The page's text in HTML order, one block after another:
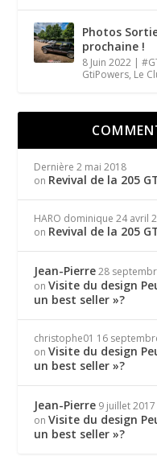
Photos
prochaine !
8 Juin 2022 |
GtiPowers, Le
Dernière 2 mai 2018
on Revival de la 205
HARO dominique 24 avril
on Revival de la 205
Jean-Pierre 28
onVisite du design
un best seller »?
christophe01 16
onVisite du design
un best seller »?
Jean-Pierre 9 juillet 2017
onVisite du design
un best seller »?